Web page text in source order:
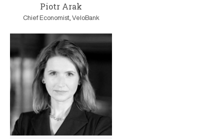
Piotr Arak
Chief Economist, VeloBank